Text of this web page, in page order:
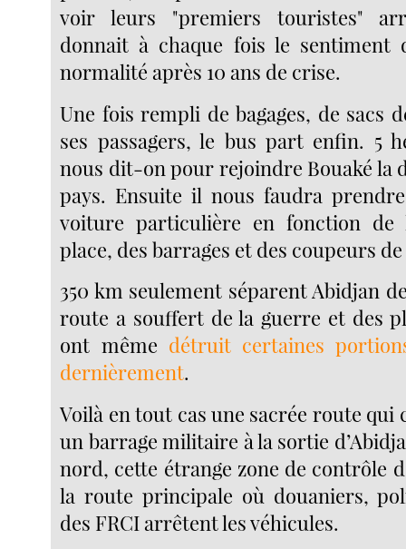
voir leurs "premiers touristes"
donnait à chaque fois le sentiment
normalité après 10 ans de crise.
Une fois rempli de bagages, de sacs
ses passagers, le bus part enfin. 5
nous dit-on pour rejoindre Bouaké la
pays. Ensuite il nous faudra
voiture particulière en fonction
place, des barrages et des coupeurs
350 km seulement séparent Abidjan
route a souffert de la guerre et des
ont même détruit certaines
dernièrement.
Voilà en tout cas une sacrée route qui
un barrage militaire à la sortie
nord, cette étrange zone de contrôle
la route principale où douaniers,
des FRCI arrêtent les véhicules.